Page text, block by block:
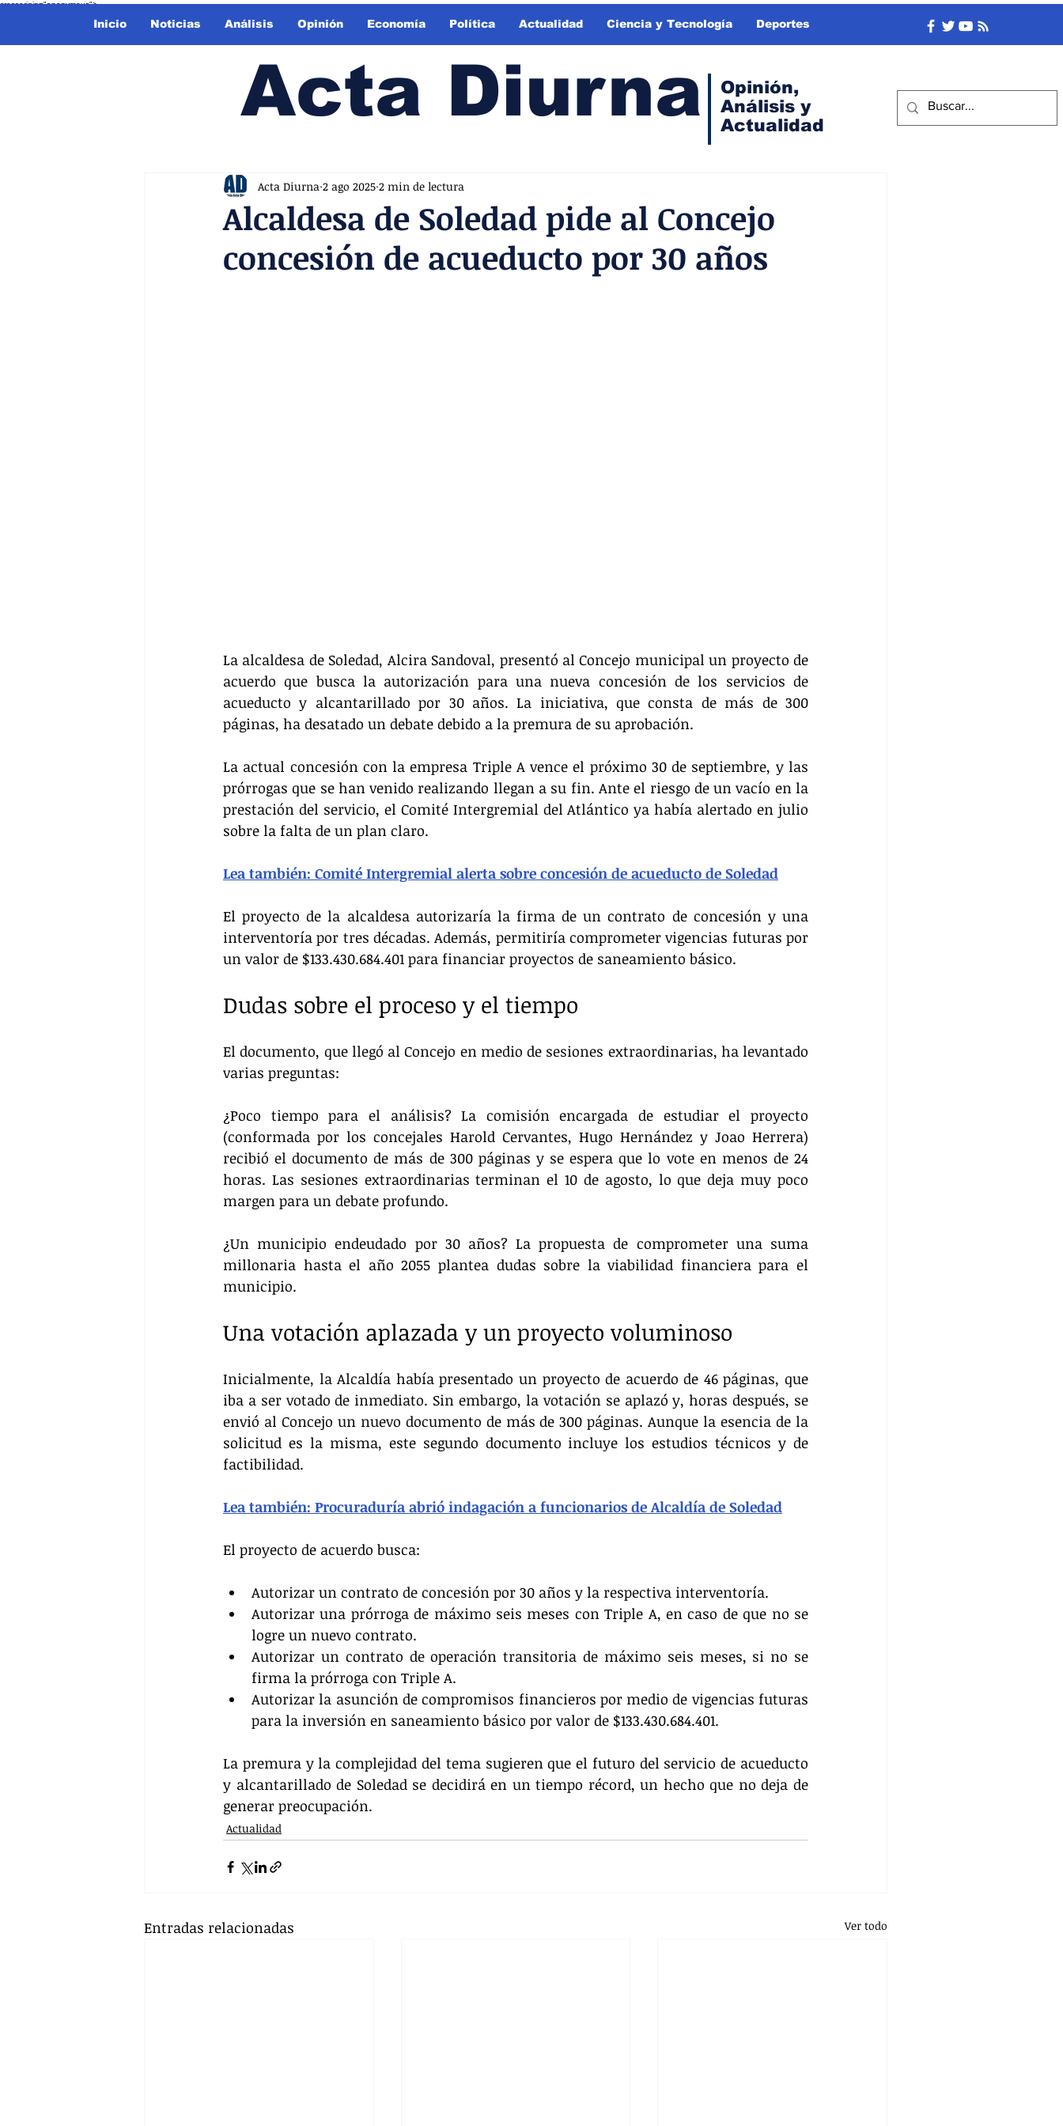
crossorigin="anonymous">
Inicio Noticias Análisis Opinión Economía Política Actualidad Ciencia y Tecnología Deportes
Acta Diurna
Opinión,
Análisis y
Actualidad
Alcaldesa de Soledad pide al Concejo
concesión de acueducto por 30 años
Acta Diurna 2 ago 2025 2 min de lectura
La alcaldesa de Soledad, Alcira Sandoval, presentó al Concejo municipal un proyecto de
acuerdo que busca la autorización para una nueva concesión de los servicios de
acueducto y alcantarillado por 30 años. La iniciativa, que consta de más de 300
páginas, ha desatado un debate debido a la premura de su aprobación.
La actual concesión con la empresa Triple A vence el próximo 30 de septiembre, y las
prórrogas que se han venido realizando llegan a su fin. Ante el riesgo de un vacío en la
prestación del servicio, el Comité Intergremial del Atlántico ya había alertado en julio
sobre la falta de un plan claro.
Lea también: Comité Intergremial alerta sobre concesión de acueducto de Soledad
El proyecto de la alcaldesa autorizaría la firma de un contrato de concesión y una
interventoría por tres décadas. Además, permitiría comprometer vigencias futuras por
un valor de $133.430.684.401 para financiar proyectos de saneamiento básico.
Dudas sobre el proceso y el tiempo
El documento, que llegó al Concejo en medio de sesiones extraordinarias, ha levantado
varias preguntas:
¿Poco tiempo para el análisis? La comisión encargada de estudiar el proyecto
(conformada por los concejales Harold Cervantes, Hugo Hernández y Joao Herrera)
recibió el documento de más de 300 páginas y se espera que lo vote en menos de 24
horas. Las sesiones extraordinarias terminan el 10 de agosto, lo que deja muy poco
margen para un debate profundo.
¿Un municipio endeudado por 30 años? La propuesta de comprometer una suma
millonaria hasta el año 2055 plantea dudas sobre la viabilidad financiera para el
municipio.
Una votación aplazada y un proyecto voluminoso
Inicialmente, la Alcaldía había presentado un proyecto de acuerdo de 46 páginas, que
iba a ser votado de inmediato. Sin embargo, la votación se aplazó y, horas después, se
envió al Concejo un nuevo documento de más de 300 páginas. Aunque la esencia de la
solicitud es la misma, este segundo documento incluye los estudios técnicos y de
factibilidad.
Lea también: Procuraduría abrió indagación a funcionarios de Alcaldía de Soledad
El proyecto de acuerdo busca:
Autorizar un contrato de concesión por 30 años y la respectiva interventoría.
Autorizar una prórroga de máximo seis meses con Triple A, en caso de que no se
logre un nuevo contrato.
Autorizar un contrato de operación transitoria de máximo seis meses, si no se
firma la prórroga con Triple A.
Autorizar la asunción de compromisos financieros por medio de vigencias futuras
para la inversión en saneamiento básico por valor de $133.430.684.401.
La premura y la complejidad del tema sugieren que el futuro del servicio de acueducto
y alcantarillado de Soledad se decidirá en un tiempo récord, un hecho que no deja de
generar preocupación.
Actualidad
Entradas relacionadas Ver todo